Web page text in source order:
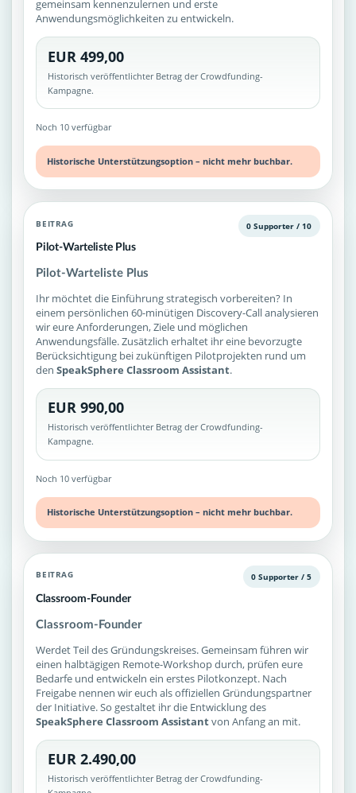
gemeinsam kennenzulernen und erste
Anwendungsmöglichkeiten zu entwickeln.
EUR 499,00
Historisch veröffentlichter Betrag der Crowdfunding-
Kampagne.
Noch 10 verfügbar
Historische Unterstützungsoption – nicht mehr buchbar.
BEITRAG
Pilot-Warteliste Plus
0 Supporter / 10
Pilot-Warteliste Plus
Ihr möchtet die Einführung strategisch vorbereiten? In
einem persönlichen 60-minütigen Discovery-Call analysieren
wir eure Anforderungen, Ziele und möglichen
Anwendungsfälle. Zusätzlich erhaltet ihr eine bevorzugte
Berücksichtigung bei zukünftigen Pilotprojekten rund um
denSpeakSphere Classroom Assistant.
EUR 990,00
Historisch veröffentlichter Betrag der Crowdfunding-
Kampagne.
Noch 10 verfügbar
Historische Unterstützungsoption – nicht mehr buchbar.
BEITRAG
Classroom-Founder
0 Supporter / 5
Classroom-Founder
Werdet Teil des Gründungskreises. Gemeinsam führen wir
einen halbtägigen Remote-Workshop durch, prüfen eure
Bedarfe und entwickeln ein erstes Pilotkonzept. Nach
Freigabe nennen wir euch als offiziellen Gründungspartner
der Initiative. So gestaltet ihr die Entwicklung des
SpeakSphere Classroom Assistantvon Anfang an mit.
EUR 2.490,00
Historisch veröffentlichter Betrag der Crowdfunding-